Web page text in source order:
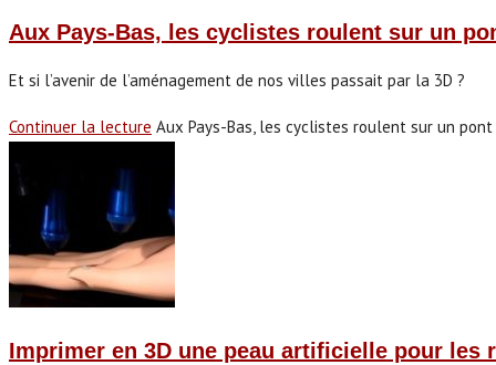
Aux Pays-Bas, les cyclistes roulent sur un
Et si l’avenir de l’aménagement de nos villes passait par la 3D ?
Continuer la lecture Aux Pays-Bas, les cyclistes roulent sur un
Imprimer en 3D une peau artificielle pour les